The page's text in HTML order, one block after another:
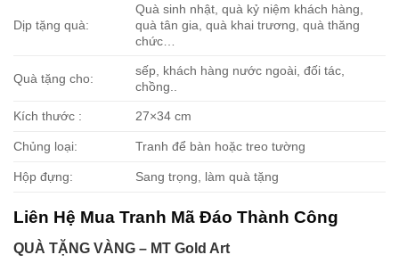
Dịp tặng quà:
Quà sinh nhật, quà kỷ niệm khách hàng,
quà tân gia, quà khai trương, quà thăng
chức…
Quà tặng cho:
sếp, khách hàng nước ngoài, đối tác,
chồng..
Kích thước : 27×34 cm
Chủng loại: Tranh để bàn hoặc treo tường
Hộp đựng: Sang trọng, làm quà tặng
Liên Hệ Mua Tranh Mã Đáo Thành Công
QUÀ TẶNG VÀNG – MT Gold Art